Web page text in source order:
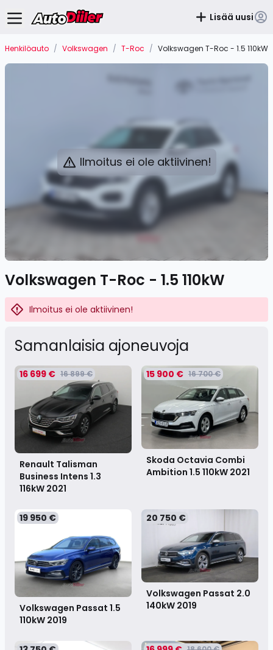
Lisää uusi
Henkilöauto / Volkswagen / T-Roc / Volkswagen T-Roc - 1.5 110kW
Ilmoitus ei ole aktiivinen!
Volkswagen T-Roc - 1.5 110kW
Ilmoitus ei ole aktiivinen!
Samanlaisia ​​ajoneuvoja
16 699 € 16 899 €
Renault Talisman
Business Intens 1.3
116kW 2021
15 900 € 16 700 €
Skoda Octavia Combi
Ambition 1.5 110kW 2021
19 950 €
Volkswagen Passat 1.5
110kW 2019
20 750 €
Volkswagen Passat 2.0
140kW 2019